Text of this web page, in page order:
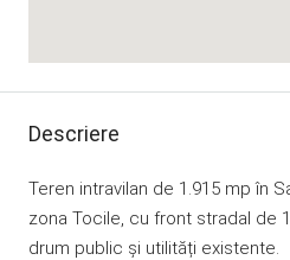
Descriere
Teren intravilan de 1.915 mp în
zona Tocile, cu front stradal de
drum public și utilități existente.